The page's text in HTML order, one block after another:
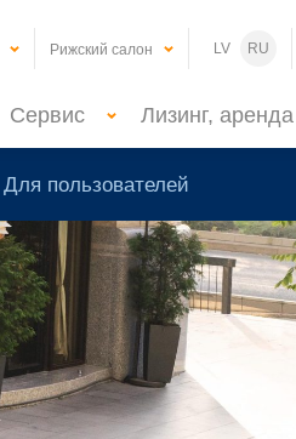
Рижский салон LV RU
Сервис Лизинг,
Для пользователей